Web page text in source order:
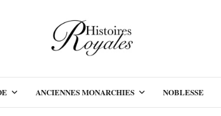
ANCIENNES MONARCHIES NOBLESSE